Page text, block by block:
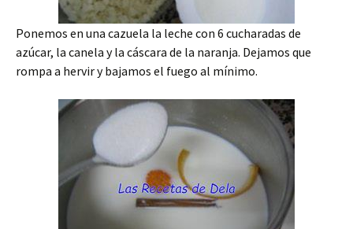
Ponemos en una cazuela la leche con 6 cucharadas de
azúcar, la canela y la cáscara de la naranja. Dejamos que
rompa a hervir y bajamos el fuego al mínimo.